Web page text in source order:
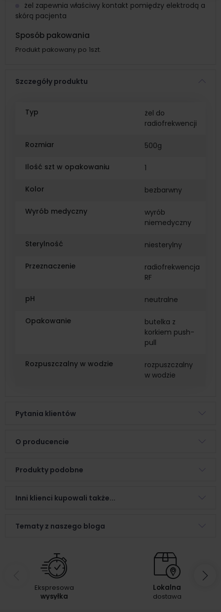
żel zapewnia właściwy kontakt pomiędzy elektrodą a
skórą pacjenta
Sposób pakowania
Produkt pakowany po 1szt.
Szczegóły produktu
Typ
żel do
radiofrekwencji
Rozmiar 500g
Ilość szt w opakowaniu 1
Kolor bezbarwny
Wyrób medyczny
wyrób
niemedyczny
Sterylność niesterylny
Przeznaczenie
radiofrekwencja
RF
pH neutralne
Opakowanie
butelka z
korkiem push-
pull
Rozpuszczalny w wodzie
rozpuszczalny
w wodzie
Pytania klientów
O producencie
Produkty podobne
Inni klienci kupowali także...
Tematy z naszego bloga
Ekspresowa
wysyłka
Lokalna
dostawa